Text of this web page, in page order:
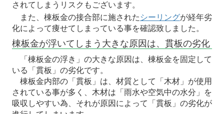
されてしまうリスクもございます。
また、棟板金の接合部に施された シーリングが経年劣
化によって痩せてしまっている事を確認致しました。
棟板金が浮いてしまう大きな原因は、貫板の劣化
「棟板金の浮き」の大きな原因は、棟板金を固定して
いる「貫板」の劣化です。
棟板金内部の「貫板」は、材質として「木材」が使用
されている事が多く、木材は「雨水や空気中の水分」を
吸収しやすい為、それが原因によって「貫板」の劣化が